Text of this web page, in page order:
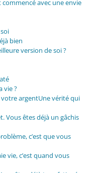
commencé avec une envie
bien
version de soi ?
vie ?
argentUne vérité qui
Vous êtes déjà un gâchis
c’est que vous
vie, c’est quand vous